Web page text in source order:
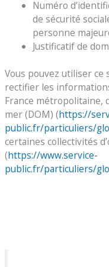
Numéro
de sécurité
personne
Justificatif de
Vous pouvez utiliser
rectifier les
France métropolitaine,
mer (DOM) (https://
public.fr/particuliers/
certaines collectivités
(https://www.service-
public.fr/particuliers/